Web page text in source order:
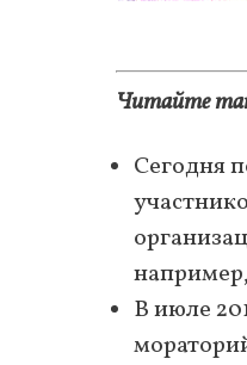
Читайте
Сегодня
В июле